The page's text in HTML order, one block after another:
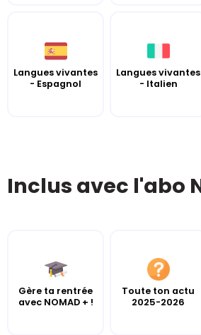
Langues vivantes
- Espagnol
Langues vivantes
- Italien
Inclus avec l'abo
Gère ta rentrée
avec NOMAD + !
Toute ton actu
2025-2026